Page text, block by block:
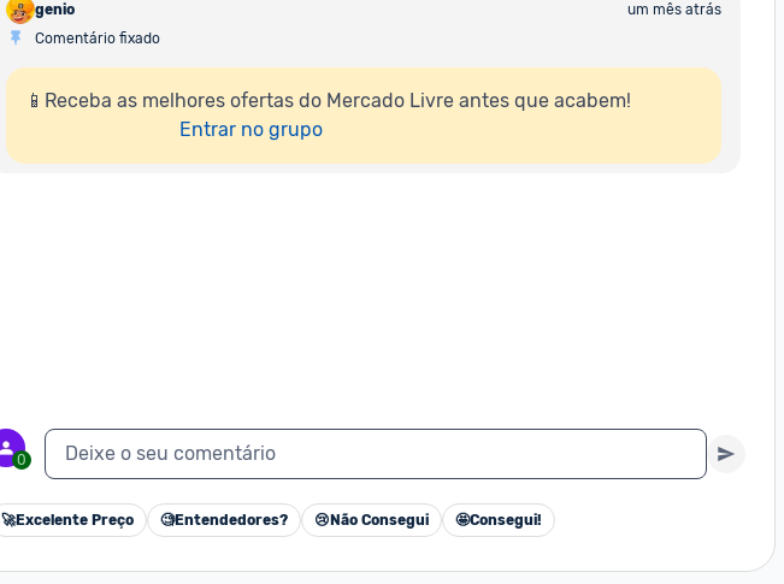
genio
um mês atrás
Comentário fixado
📱Receba as melhores ofertas do Mercado Livre antes que acabem!
Entrar no grupo
0 Deixe o seu comentário
🚀Excelente Preço 🧐Entendedores? 😢 Não Consegui 🤩Consegui!